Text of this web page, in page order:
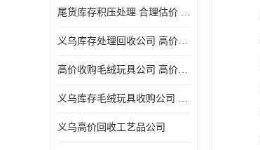
尾货库存积压处理 合理估价 量大量小均可
义乌库存处理回收公司 高价回收库存积压 大量尾货回收
高价收购毛绒玩具公司 高价回收库存积压 回收库存 二手勿扰
义乌库存毛绒玩具收购公司 高价回收库存积压 义乌市永峰贸易商行
义乌高价回收工艺品公司